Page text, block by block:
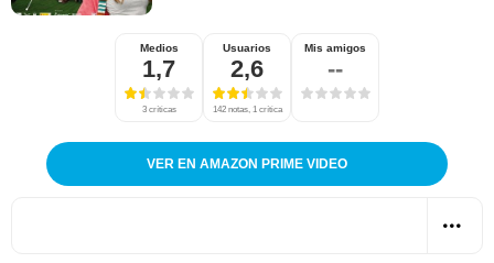
Medios
1,7
3 críticas
Usuarios
2,6
142 notas, 1 crítica
Mis amigos
--
VER EN AMAZON PRIME VIDEO